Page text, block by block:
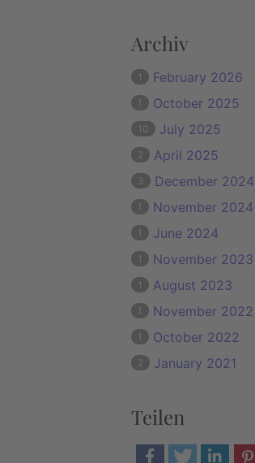
Archiv
1 February 2026
1 October 2025
10 July 2025
2 April 2025
3 December 2024
1 November 2024
1 June 2024
1 November 2023
1 August 2023
1 November 2022
1 October 2022
2 January 2021
Teilen